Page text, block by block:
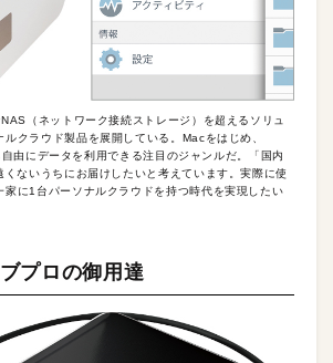
（ネットワーク接続ストレージ）を超えるソリュ
ルクラウド製品を展開している。Macをはじめ、
由にデータを利用できる注目のジャンルだ。「国内
ないうちにお届けしたいと考えています。実際に使
家に1台パーソナルクラウドを持つ時代を実現したい
プロの御用達